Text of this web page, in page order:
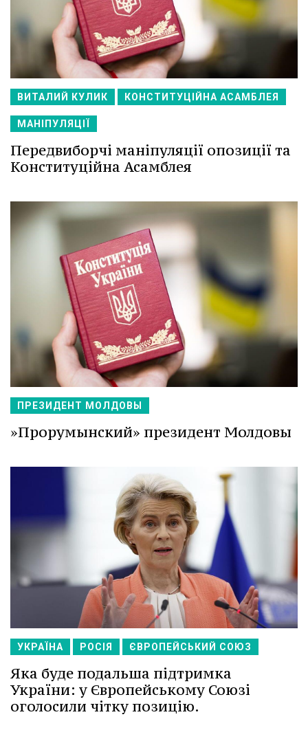
ВИТАЛИЙ КУЛИК КОНСТИТУЦІЙНА АСАМБЛЕЯ
МАНІПУЛЯЦІЇ
Передвиборчі маніпуляції опозиції та
Конституційна Асамблея
ПРЕЗИДЕНТ МОЛДОВЫ
»Прорумынский» президент Молдовы
УКРАЇНА РОСІЯ ЄВРОПЕЙСЬКИЙ СОЮЗ
Яка буде подальша підтримка
України: у Європейському Союзі
оголосили чітку позицію.